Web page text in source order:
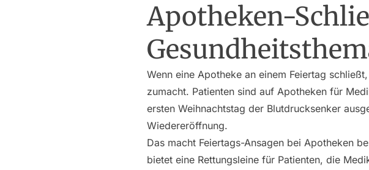
Apotheken-
Wenn eine Apotheke an einem Feiertag
zumacht. Patienten sind auf Apotheken für
ersten Weihnachtstag der Blutdrucksenker
Wiedereröffnung.
Das macht Feiertags-Ansagen bei Apotheken
bietet eine Rettungsleine für Patienten, die